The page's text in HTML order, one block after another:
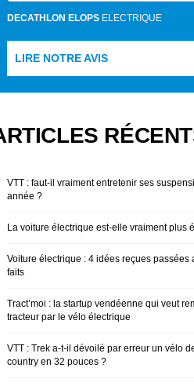
DECATHLON ELOPS ELECTRIQUE
LIRE NOTRE AVIS
VTT : faut-il vraiment entretenir ses
année ?
La voiture électrique est-elle vraiment plus
Voiture électrique : 4 idées reçues passées
faits
Tract’moi : la startup vendéenne qui veut
tracteur par le vélo électrique
VTT : Trek a-t-il dévoilé par erreur un vélo
country en 32 pouces ?